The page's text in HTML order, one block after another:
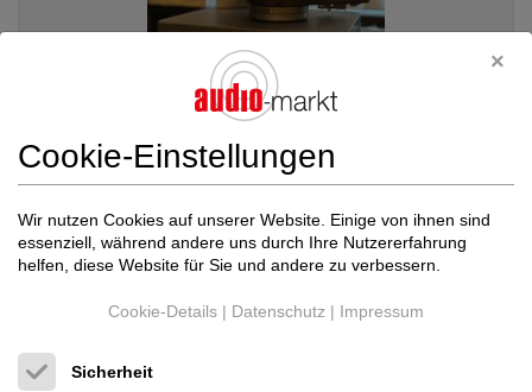
Simon Yorke Designs S 9 Flamenco + Klang ...
Plattenspieler komplett
Neupreis: 12.900 €
Cookie-Einstellungen
Wir nutzen Cookies auf unserer Website. Einige von ihnen sind
essenziell, während andere uns durch Ihre Nutzererfahrung
helfen, diese Website für Sie und andere zu verbessern.
Cookie-Details | Datenschutz | Impressum
Sicherheit